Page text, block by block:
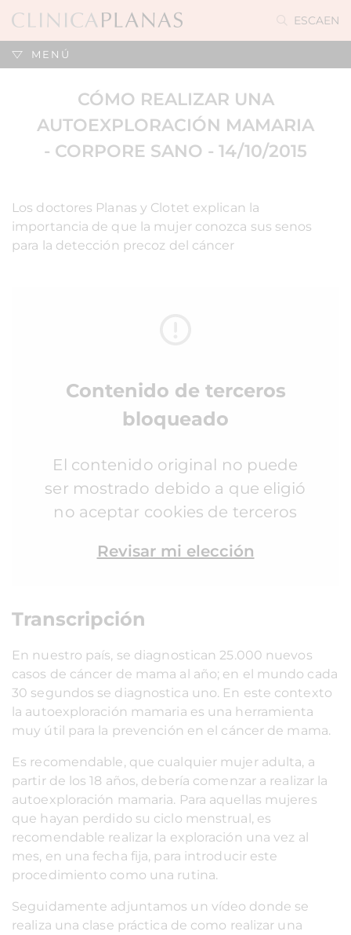
ESCAEN
MENÚ
CÓMO REALIZAR UNA
AUTOEXPLORACIÓN MAMARIA
- CORPORE SANO - 14/10/2015
Los doctores Planas y Clotet explican la
importancia de que la mujer conozca sus senos
para la detección precoz del cáncer
Contenido de terceros
bloqueado
El contenido original no puede
ser mostrado debido a que eligió
no aceptar cookies de terceros
Revisar mi elección
Transcripción
En nuestro país, se diagnostican 25.000 nuevos
casos de cáncer de mama al año; en el mundo cada
30 segundos se diagnostica uno. En este contexto
la autoexploración mamaria es una herramienta
muy útil para la prevención en el cáncer de mama.
Es recomendable, que cualquier mujer adulta, a
partir de los 18 años, debería comenzar a realizar la
autoexploración mamaria. Para aquellas mujeres
que hayan perdido su ciclo menstrual, es
recomendable realizar la exploración una vez al
mes, en una fecha fija, para introducir este
procedimiento como una rutina.
Seguidamente adjuntamos un vídeo donde se
realiza una clase práctica de como realizar una